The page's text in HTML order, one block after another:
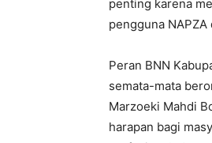
penting karena
pengguna
‎Peran BNN
semata-mata
Marzoeki Mahdi
harapan bagi